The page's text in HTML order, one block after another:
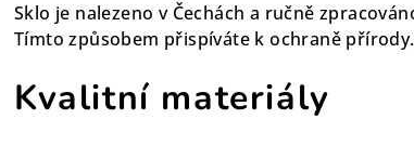
Sklo je nalezeno v Čechách a ručně
Tímto způsobem přispíváte k ochraně přírody.
Kvalitní materiály